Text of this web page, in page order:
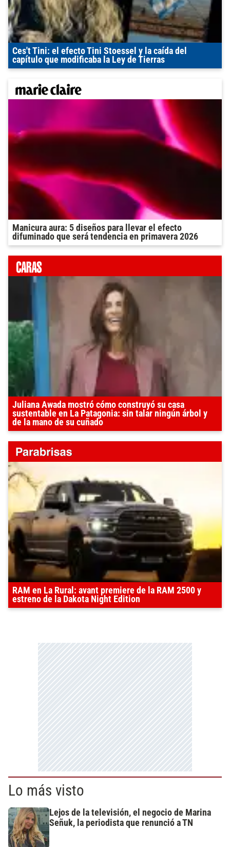
Ces't Tini: el efecto Tini Stoessel y la caída del
capítulo que modificaba la Ley de Tierras
Manicura aura: 5 diseños para llevar el efecto
difuminado que será tendencia en primavera 2026
Juliana Awada mostró cómo construyó su casa
sustentable en La Patagonia: sin talar ningún árbol y
de la mano de su cuñado
RAM en La Rural: avant premiere de la RAM 2500 y
estreno de la Dakota Night Edition
Lo más visto
Lejos de la televisión, el negocio de Marina
Señuk, la periodista que renunció a TN